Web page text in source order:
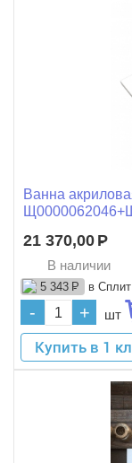
Ванна
21 370,00 Р
В наличии
5 343 Р в Сплит
- + шт
Купить в 1